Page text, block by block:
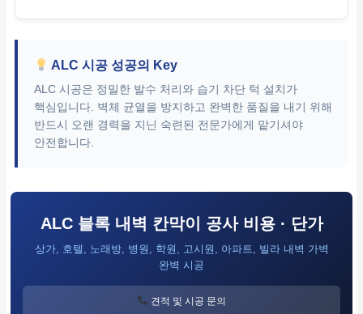
ALC 시공 성공의 Key
ALC 시공은 정밀한 발수 처리와 습기 차단 턱 설치가
핵심입니다. 벽체 균열을 방지하고 완벽한 품질을 내기 위해
반드시 오랜 경력을 지닌 숙련된 전문가에게 맡기셔야
안전합니다.
ALC 블록 내벽 칸막이 공사 비용 · 단가
상가, 호텔, 노래방, 병원, 학원, 고시원, 아파트, 빌라 내벽 가벽
완벽 시공
견적 및 시공 문의